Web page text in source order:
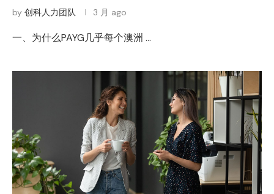
by 创科人力团队 3 月 ago
一、为什么PAYG几乎每个澳洲 …